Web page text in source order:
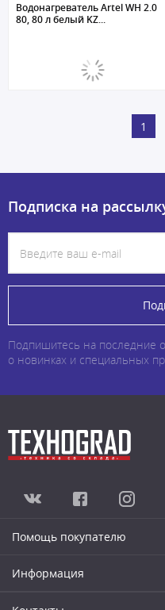
Водонагреватель Artel WH 2.0
80, 80 л белый KZ...
1
Подписка на
Подпишитесь на последние
о новинках и специальных
Помощь покупателю
Информация